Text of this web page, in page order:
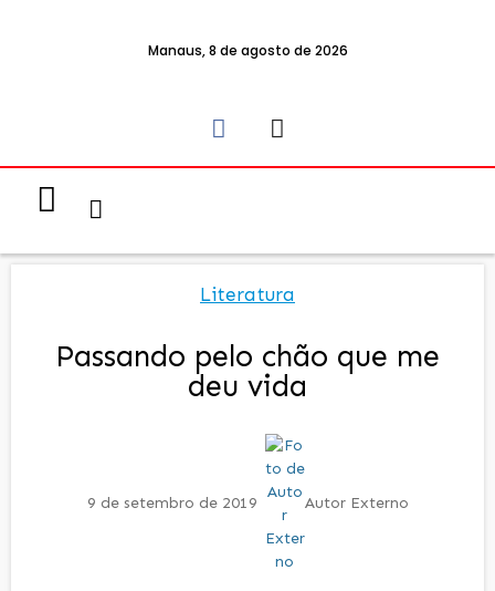
Manaus, 8 de agosto de 2026
Literatura
Passando pelo chão que me
deu vida
9 de setembro de 2019 Autor Externo